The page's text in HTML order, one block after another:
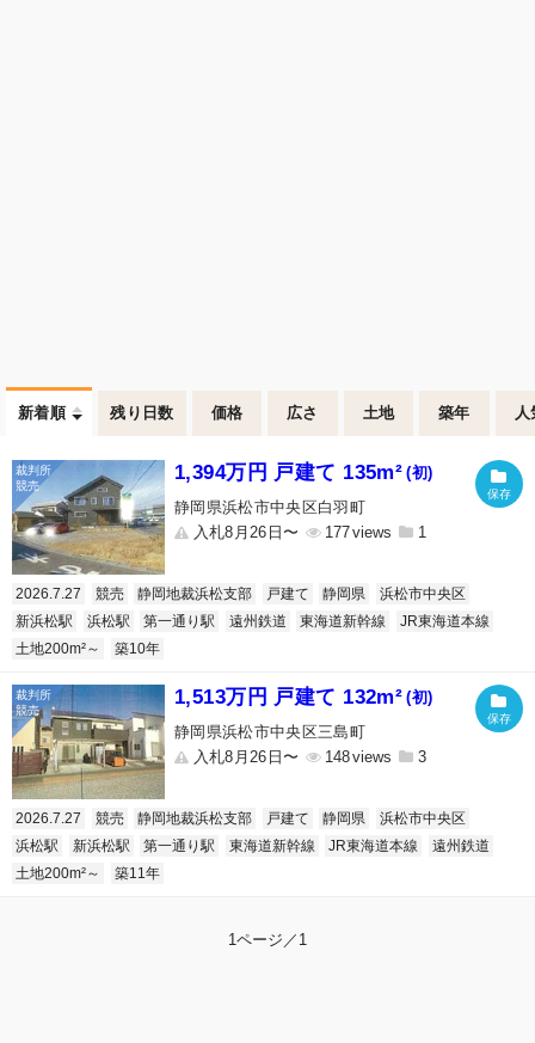
新着順 残り日数 価格 広さ 土地 築年 人
1,394万円 戸建て 135m² (初)
静岡県浜松市中央区白羽町
入札8月26日〜
177 1
2026.7.27 競売 静岡地裁浜松支部 戸建て 静岡県
浜松市中央区
新浜松駅
浜松駅 第一通り駅 遠州鉄道 東海道新幹線
JR東海道本線
土地200m²～
築10年
1,513万円 戸建て 132m² (初)
静岡県浜松市中央区三島町
入札8月26日〜
148 3
2026.7.27 競売 静岡地裁浜松支部 戸建て 静岡県
浜松市中央区
浜松駅
新浜松駅 第一通り駅 東海道新幹線 JR東海道本線
遠州鉄道
土地200m²～
築11年
1ページ／1